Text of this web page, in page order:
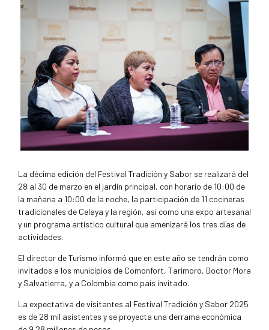
La décima edición del Festival Tradición y Sabor se realizará del
28 al 30 de marzo en el jardín principal, con horario de 10:00 de
la mañana a 10:00 de la noche, la participación de 11 cocineras
tradicionales de Celaya y la región, así como una expo artesanal
y un programa artístico cultural que amenizará los tres días de
actividades.
El director de Turismo informó que en este año se tendrán como
invitados a los municipios de Comonfort, Tarimoro, Doctor Mora
y Salvatierra, y a Colombia como país invitado.
La expectativa de visitantes al Festival Tradición y Sabor 2025
es de 28 mil asistentes y se proyecta una derrama económica